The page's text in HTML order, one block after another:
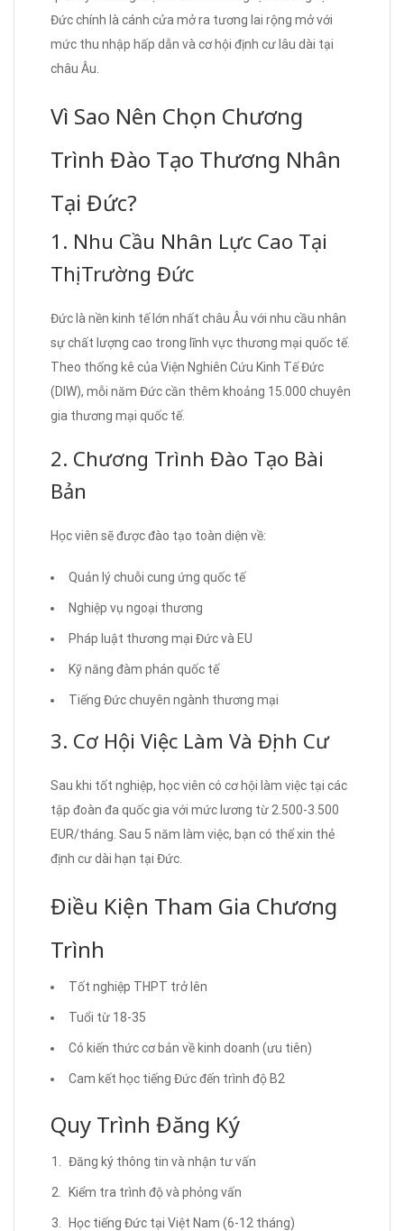
Đức chính là cánh cửa mở ra tương lai rộng mở với
mức thu nhập hấp dẫn và cơ hội định cư lâu dài tại
châu Âu.
Vì Sao Nên Chọn Chương
Trình Đào Tạo Thương Nhân
Tại Đức?
1. Nhu Cầu Nhân Lực Cao Tại
Thị Trường Đức
Đức là nền kinh tế lớn nhất châu Âu với nhu cầu nhân
sự chất lượng cao trong lĩnh vực thương mại quốc tế.
Theo thống kê của Viện Nghiên Cứu Kinh Tế Đức
(DIW), mỗi năm Đức cần thêm khoảng 15.000 chuyên
gia thương mại quốc tế.
2. Chương Trình Đào Tạo Bài
Bản
Học viên sẽ được đào tạo toàn diện về:
Quản lý chuỗi cung ứng quốc tế
Nghiệp vụ ngoại thương
Pháp luật thương mại Đức và EU
Kỹ năng đàm phán quốc tế
Tiếng Đức chuyên ngành thương mại
3. Cơ Hội Việc Làm Và Định Cư
Sau khi tốt nghiệp, học viên có cơ hội làm việc tại các
tập đoàn đa quốc gia với mức lương từ 2.500-3.500
EUR/tháng. Sau 5 năm làm việc, bạn có thể xin thẻ
định cư dài hạn tại Đức.
Điều Kiện Tham Gia Chương
Trình
Tốt nghiệp THPT trở lên
Tuổi từ 18-35
Có kiến thức cơ bản về kinh doanh (ưu tiên)
Cam kết học tiếng Đức đến trình độ B2
Quy Trình Đăng Ký
Đăng ký thông tin và nhận tư vấn
Kiểm tra trình độ và phỏng vấn
Học tiếng Đức tại Việt Nam (6-12 tháng)